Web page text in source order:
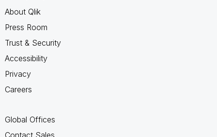
About Qlik
Press Room
Trust & Security
Accessibility
Privacy
Careers
Global Offices
Contact Sales